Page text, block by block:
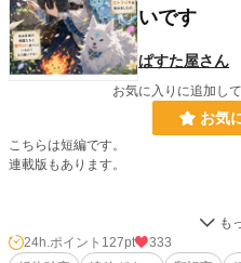
いです
ぱすた屋さん
お気に入りに追加し
お気
こちらは短編です。
連載版もあります。
「何を考えているか分からなくて不気
解任だ！」
24h.ポイント 127pt
333